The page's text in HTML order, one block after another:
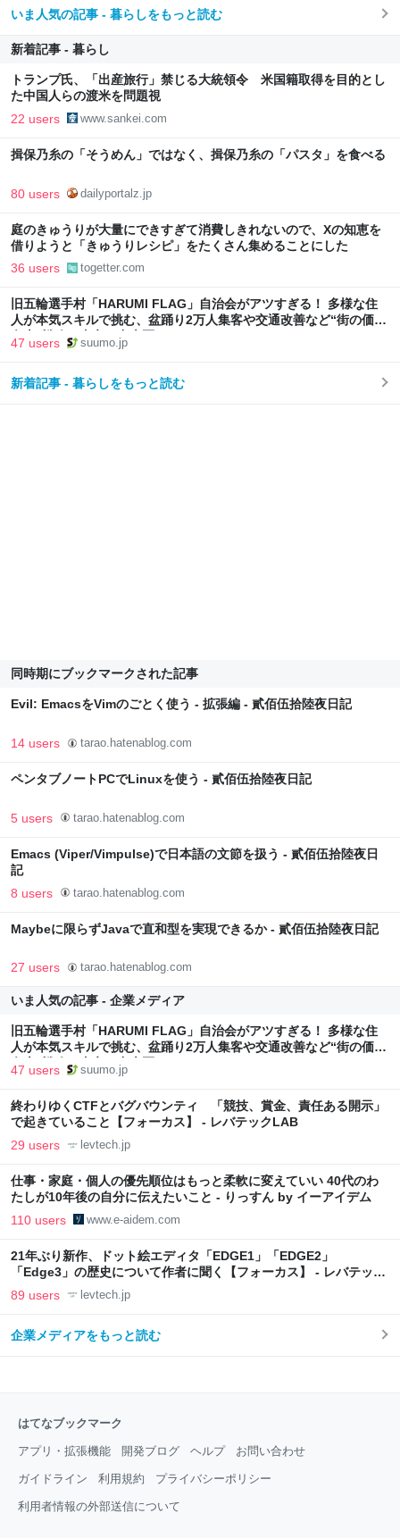
いま人気の記事 - 暮らしをもっと読む
新着記事 - 暮らし
トランプ氏、「出産旅行」禁じる大統領令 米国籍取得を目的とし
た中国人らの渡米を問題視
22 users www.sankei.com
揖保乃糸の「そうめん」ではなく、揖保乃糸の「パスタ」を食べる
80 users dailyportalz.jp
庭のきゅうりが大量にできすぎて消費しきれないので、Xの知恵を
借りようと「きゅうりレシピ」をたくさん集めることにした
36 users togetter.com
旧五輪選手村「HARUMI FLAG」自治会がアツすぎる！ 多様な住
人が本気スキルで挑む、盆踊り2万人集客や交通改善など“街の価値
向上”戦略 東京・中央区
47 users suumo.jp
新着記事 - 暮らしをもっと読む
同時期にブックマークされた記事
Evil: EmacsをVimのごとく使う - 拡張編 - 貳佰伍拾陸夜日記
14 users tarao.hatenablog.com
ペンタブノートPCでLinuxを使う - 貳佰伍拾陸夜日記
5 users tarao.hatenablog.com
Emacs (Viper/Vimpulse)で日本語の文節を扱う - 貳佰伍拾陸夜日
記
8 users tarao.hatenablog.com
Maybeに限らずJavaで直和型を実現できるか - 貳佰伍拾陸夜日記
27 users tarao.hatenablog.com
いま人気の記事 - 企業メディア
旧五輪選手村「HARUMI FLAG」自治会がアツすぎる！ 多様な住
人が本気スキルで挑む、盆踊り2万人集客や交通改善など“街の価値
向上”戦略 東京・中央区
47 users suumo.jp
終わりゆくCTFとバグバウンティ 「競技、賞金、責任ある開示」
で起きていること【フォーカス】 - レバテックLAB
29 users levtech.jp
仕事・家庭・個人の優先順位はもっと柔軟に変えていい 40代のわ
たしが10年後の自分に伝えたいこと - りっすん by イーアイデム
110 users www.e-aidem.com
21年ぶり新作、ドット絵エディタ「EDGE1」「EDGE2」
「Edge3」の歴史について作者に聞く【フォーカス】 - レバテック
LAB
89 users levtech.jp
企業メディアをもっと読む
はてなブックマーク
アプリ・拡張機能 開発ブログ ヘルプ お問い合わせ
ガイドライン 利用規約 プライバシーポリシー
利用者情報の外部送信について